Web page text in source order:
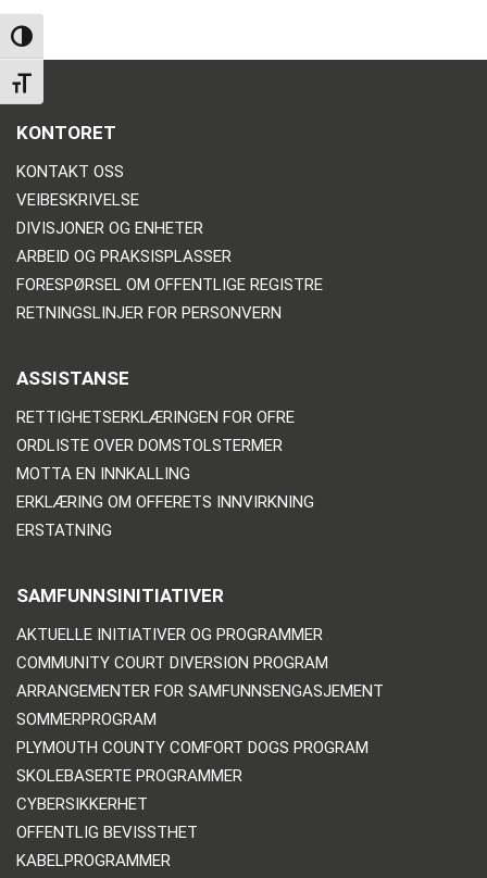
TOGGLE HIGH CONTRAST
TOGGLE FONT SIZE
KONTORET
KONTAKT OSS
VEIBESKRIVELSE
DIVISJONER OG ENHETER
ARBEID OG PRAKSISPLASSER
FORESPØRSEL OM OFFENTLIGE REGISTRE
RETNINGSLINJER FOR PERSONVERN
ASSISTANSE
RETTIGHETSERKLÆRINGEN FOR OFRE
ORDLISTE OVER DOMSTOLSTERMER
MOTTA EN INNKALLING
ERKLÆRING OM OFFERETS INNVIRKNING
ERSTATNING
SAMFUNNSINITIATIVER
AKTUELLE INITIATIVER OG PROGRAMMER
COMMUNITY COURT DIVERSION PROGRAM
ARRANGEMENTER FOR SAMFUNNSENGASJEMENT
SOMMERPROGRAM
PLYMOUTH COUNTY COMFORT DOGS PROGRAM
SKOLEBASERTE PROGRAMMER
CYBERSIKKERHET
OFFENTLIG BEVISSTHET
KABELPROGRAMMER